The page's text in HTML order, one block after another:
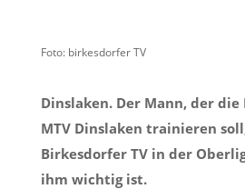
Foto: birkesdorfer TV
Dinslaken.Der Mann, der die
MTV Dinslaken trainieren
Birkesdorfer TV in der
ihm wichtig ist.